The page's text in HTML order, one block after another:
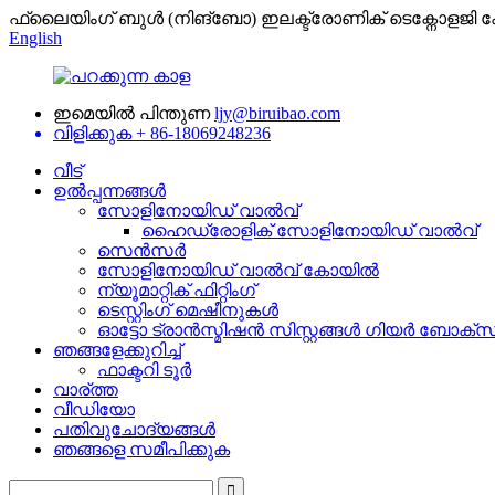
ഫ്ലൈയിംഗ് ബുൾ (നിങ്ബോ) ഇലക്ട്രോണിക് ടെക്നോളജി
English
ഇമെയിൽ പിന്തുണ ljy@biruibao.com
വിളിക്കുക + 86-18069248236
വീട്
ഉൽപ്പന്നങ്ങൾ
സോളിനോയിഡ് വാൽവ്
ഹൈഡ്രോളിക് സോളിനോയിഡ് വാൽവ്
സെൻസർ
സോളിനോയിഡ് വാൽവ് കോയിൽ
ന്യൂമാറ്റിക് ഫിറ്റിംഗ്
ടെസ്റ്റിംഗ് മെഷീനുകൾ
ഓട്ടോ ട്രാൻസ്മിഷൻ സിസ്റ്റങ്ങൾ ഗിയർ
ഞങ്ങളേക്കുറിച്ച്
ഫാക്ടറി ടൂർ
വാര്ത്ത
വീഡിയോ
പതിവുചോദ്യങ്ങൾ
ഞങ്ങളെ സമീപിക്കുക